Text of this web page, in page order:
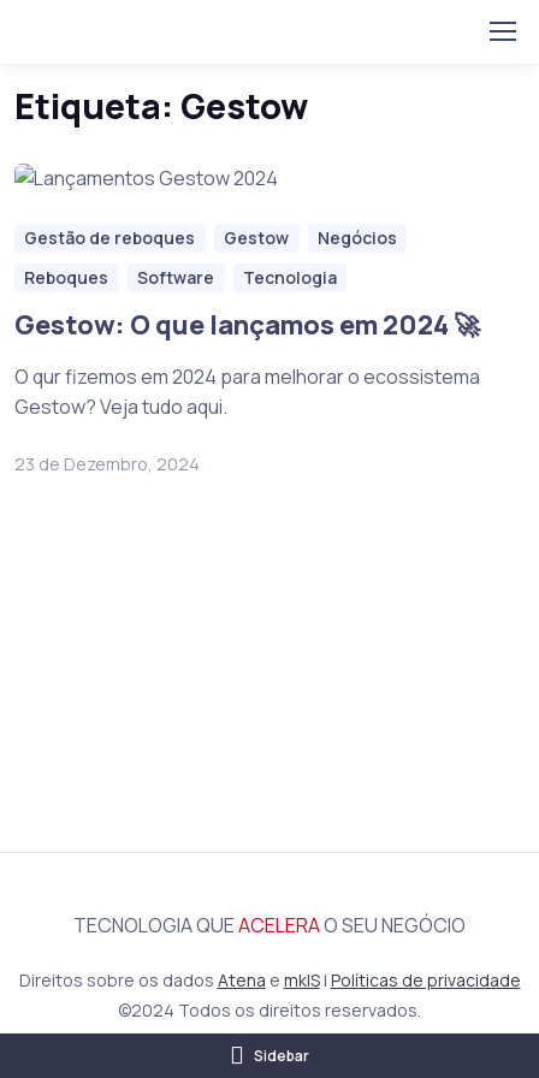
Etiqueta: Gestow
Gestão de reboques Gestow
Negócios
Reboques
Software Tecnologia
Gestow: O que lançamos em 2024 🚀
O qur fizemos em 2024 para melhorar o ecossistema
Gestow? Veja tudo aqui.
23 de Dezembro, 2024
Sidebar
TECNOLOGIA QUEACELERAO SEU NEGÓCIO
Direitos sobre os dados Atena e mkIS| Políticas de privacidade
©2024 Todos os direitos reservados.